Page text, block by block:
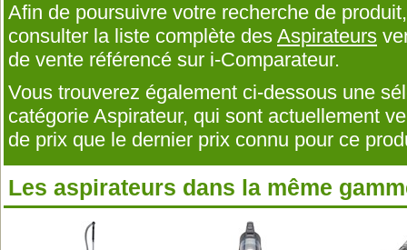
Afin de poursuivre votre recherche de
consulter la liste complète des Aspirateurs
de vente référencé sur i-Comparateur.
Vous trouverez également ci-dessous une
catégorie Aspirateur, qui sont actuellement
de prix que le dernier prix connu pour ce
Les aspirateurs dans la même